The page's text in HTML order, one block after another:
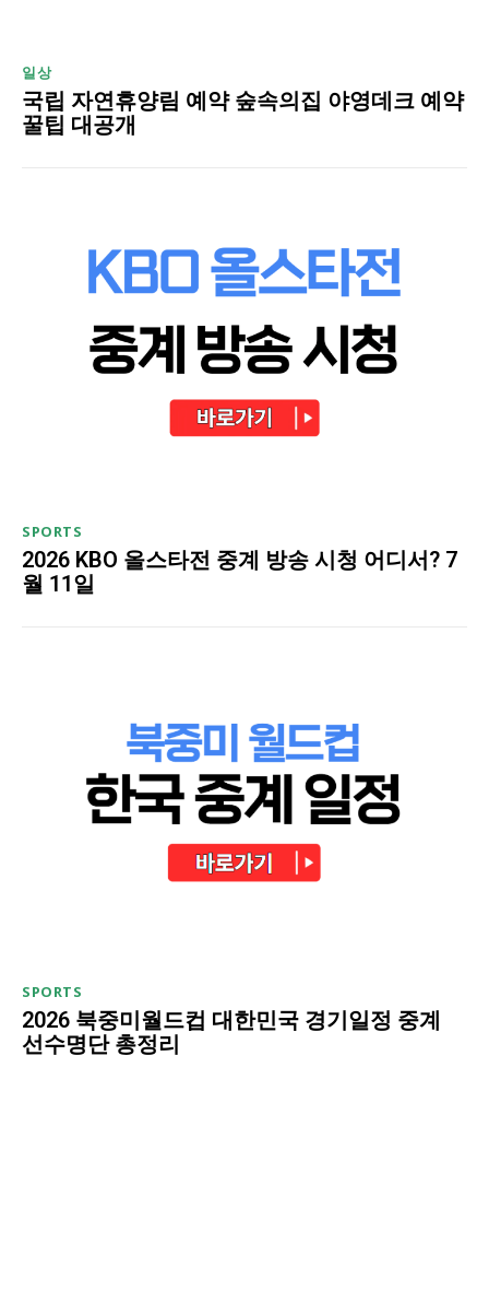
일상
국립 자연휴양림 예약 숲속의집 야영데크 예약
꿀팁 대공개
SPORTS
2026 KBO 올스타전 중계 방송 시청 어디서? 7
월 11일
SPORTS
2026 북중미월드컵 대한민국 경기일정 중계
선수명단 총정리